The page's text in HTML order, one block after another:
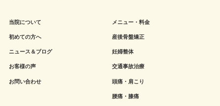
当院について
初めての方へ
ニュース＆ブログ
お客様の声
お問い合わせ
メニュー・料金
産後骨盤矯正
妊婦整体
交通事故治療
頭痛・肩こり
腰痛・膝痛